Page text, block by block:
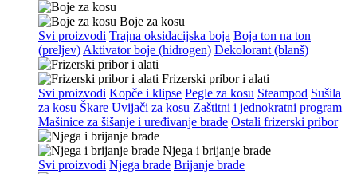
Boje za kosu
Svi proizvodi Trajna oksidacijska boja Boja ton na ton
(preljev) Aktivator boje (hidrogen) Dekolorant (blanš)
Frizerski pribor i alati
Svi proizvodi Kopče i klipse Pegle za kosu Steampod Sušila
za kosu Škare Uvijači za kosu Zaštitni i jednokratni program
Mašinice za šišanje i uređivanje brade Ostali frizerski pribor
Njega i brijanje brade
Svi proizvodi Njega brade Brijanje brade